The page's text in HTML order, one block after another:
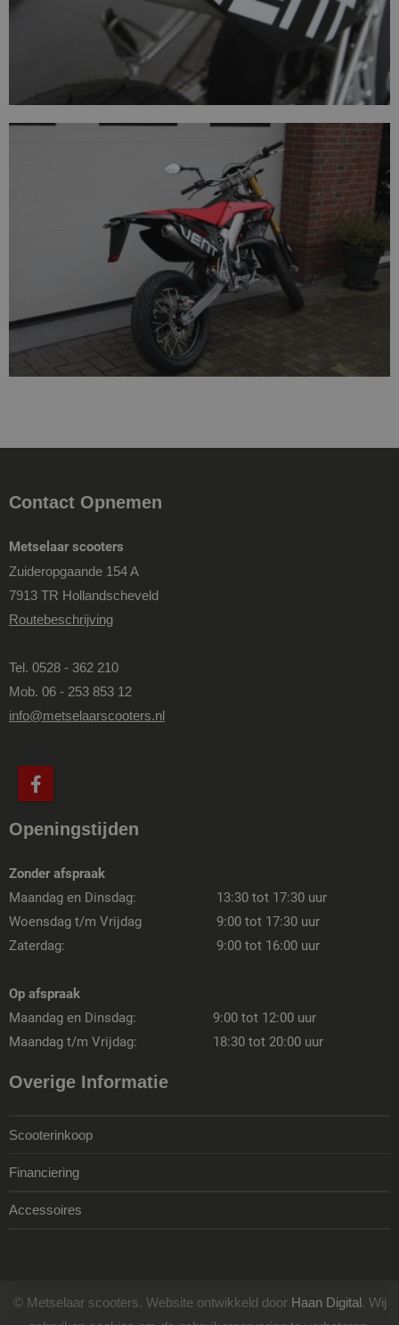
Contact Opnemen
Metselaar scooters
Zuideropgaande 154 A
7913 TR Hollandscheveld
Routebeschrijving
Tel. 0528 - 362 210
Mob. 06 - 253 853 12
info@metselaarscooters.nl
Openingstijden
Zonder afspraak
Maandag en Dinsdag:
13:30 tot 17:30 uur
Woensdag t/m Vrijdag
9:00 tot 17:30 uur
Zaterdag:
9:00 tot 16:00 uur
Op afspraak
Maandag en Dinsdag:
9:00 tot 12:00 uur
Maandag t/m Vrijdag:
18:30 tot 20:00 uur
Overige Informatie
Scooterinkoop
Financiering
Accessoires
© Metselaar scooters. Website ontwikkeld door Haan Digital. Wij